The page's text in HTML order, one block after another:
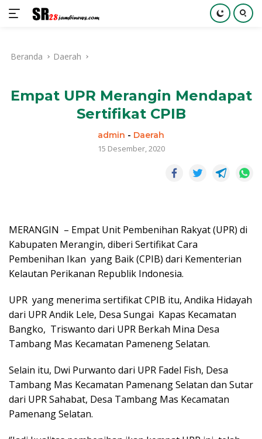
kontenBeranda Daerah
Empat UPR Merangin Mendapat
Sertifikat CPIB
admin - Daerah
15 Desember, 2020
MERANGIN – Empat Unit Pembenihan Rakyat (UPR) di
Kabupaten Merangin, diberi Sertifikat Cara
Pembenihan Ikan yang Baik (CPIB) dari Kementerian
Kelautan Perikanan Republik Indonesia.
UPR yang menerima sertifikat CPIB itu, Andika Hidayah
dari UPR Andik Lele, Desa Sungai Kapas Kecamatan
Bangko, Triswanto dari UPR Berkah Mina Desa
Tambang Mas Kecamatan Pameneng Selatan.
Selain itu, Dwi Purwanto dari UPR Fadel Fish, Desa
Tambang Mas Kecamatan Pamenang Selatan dan Sutar
dari UPR Sahabat, Desa Tambang Mas Kecamatan
Pamenang Selatan.